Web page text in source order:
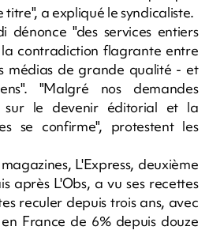
titre", a expliqué le syndicaliste.
dénonce "des services entiers
contradiction flagrante entre
médias de grande qualité - et
"Malgré nos demandes
sur le devenir éditorial et la
se confirme", protestent les
L'Express, deuxième
après L'Obs, a vu ses recettes
reculer depuis trois ans, avec
France de 6% depuis douze